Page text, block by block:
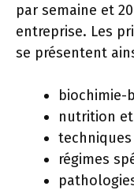
par semaine et
entreprise. Les
se présentent
biochimie-
nutrition
régimes